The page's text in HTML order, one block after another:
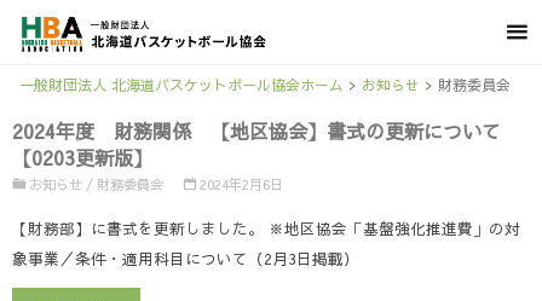
一般財団法人 北海道バスケットボール協会ホーム > お知らせ > 財務委員会
2024年度 財務関係 【地区協会】書式の更新について
【0203更新版】
お知らせ / 財務委員会 2024年2月6日
【財務部】に書式を更新しました。 ※地区協会「基盤強化推進費」の対
象事業／条件・適用科目について（2月3日掲載）